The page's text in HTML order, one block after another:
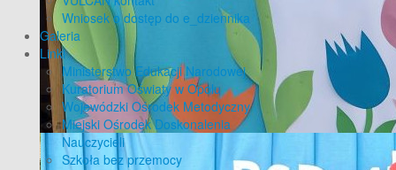
Wniosek o dostęp do e_dziennika
Galeria
Linki
Ministerstwo Edukacji Narodowej
Kuratorium Oświaty w Opolu
Wojewódzki Ośrodek Metodyczny
Miejski Ośrodek Doskonalenia
Nauczycieli
Szkoła bez przemocy